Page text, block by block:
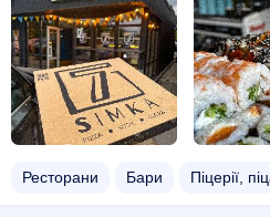
Ресторани Бари Піцерії,